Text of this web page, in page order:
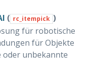
( rc_itempick )
für robotische
für Objekte
unbekannte